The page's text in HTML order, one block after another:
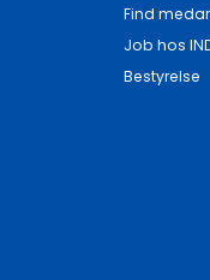
Find
Job hos
Bestyrelse